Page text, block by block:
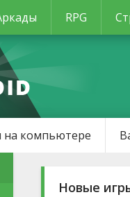
RPG
на компьютере
Новые